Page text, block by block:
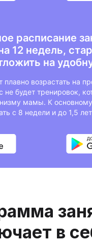
расписание
12 недель,
на
плавно возрастать на
не будет тренировок,
мамы. К
с 8 недели и до 1,5
в